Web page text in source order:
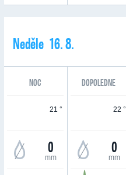
Neděle 16. 8.
NOC DOPOLEDNE
21 °
0
mm
22 °
0
mm